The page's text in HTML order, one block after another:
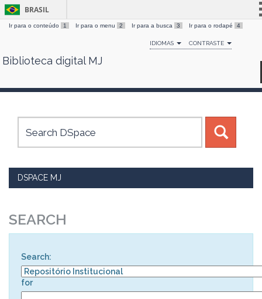
Skip
BRASIL
Simplifique!
Comunica BR
Canais
Ir para o conteúdo 1 Ir para o menu 2 Ir para a busca 3 Ir para o rodapé 4
IDIOMAS CONTRASTE
Biblioteca digital MJ
DSPACE MJ
SEARCH
Search:
for